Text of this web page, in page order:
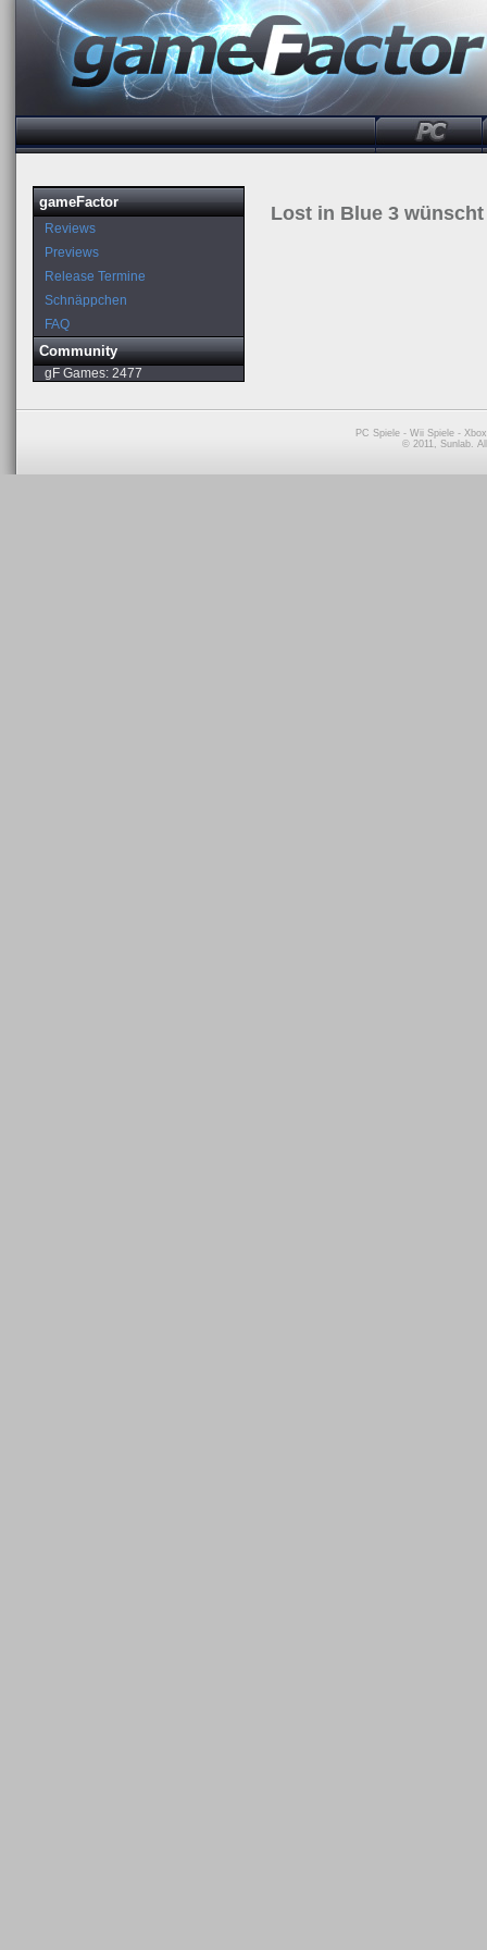
Lost in Blue 3
gameFactor
Reviews
Previews
Release Termine
Schnäppchen
FAQ
Community
gF Games: 2477
PC Spiele -Wii Spiele -
© 2011, Sunlab.